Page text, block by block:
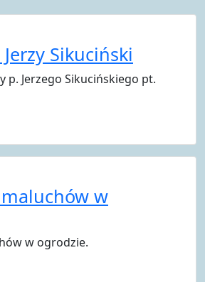
Sikuciński
p. Jerzego Sikucińskiego pt.
w
w ogrodzie.